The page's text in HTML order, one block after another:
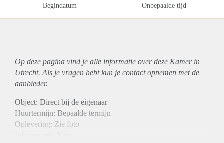
Begindatum Onbepaalde tijd
Op deze pagina vind je alle informatie over deze Kamer in
Utrecht. Als je vragen hebt kun je contact opnemen met de
aanbieder.
Object: Direct bij de eigenaar
Huurtermijn: Bepaalde termijn
Oplevering: Zie foto